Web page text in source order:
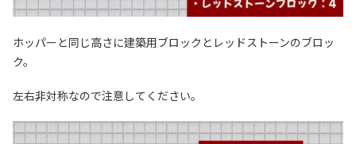
ホッパーと同じ高さに建築用ブロックとレッドストーンのブロッ
ク。
左右非対称なので注意してください。